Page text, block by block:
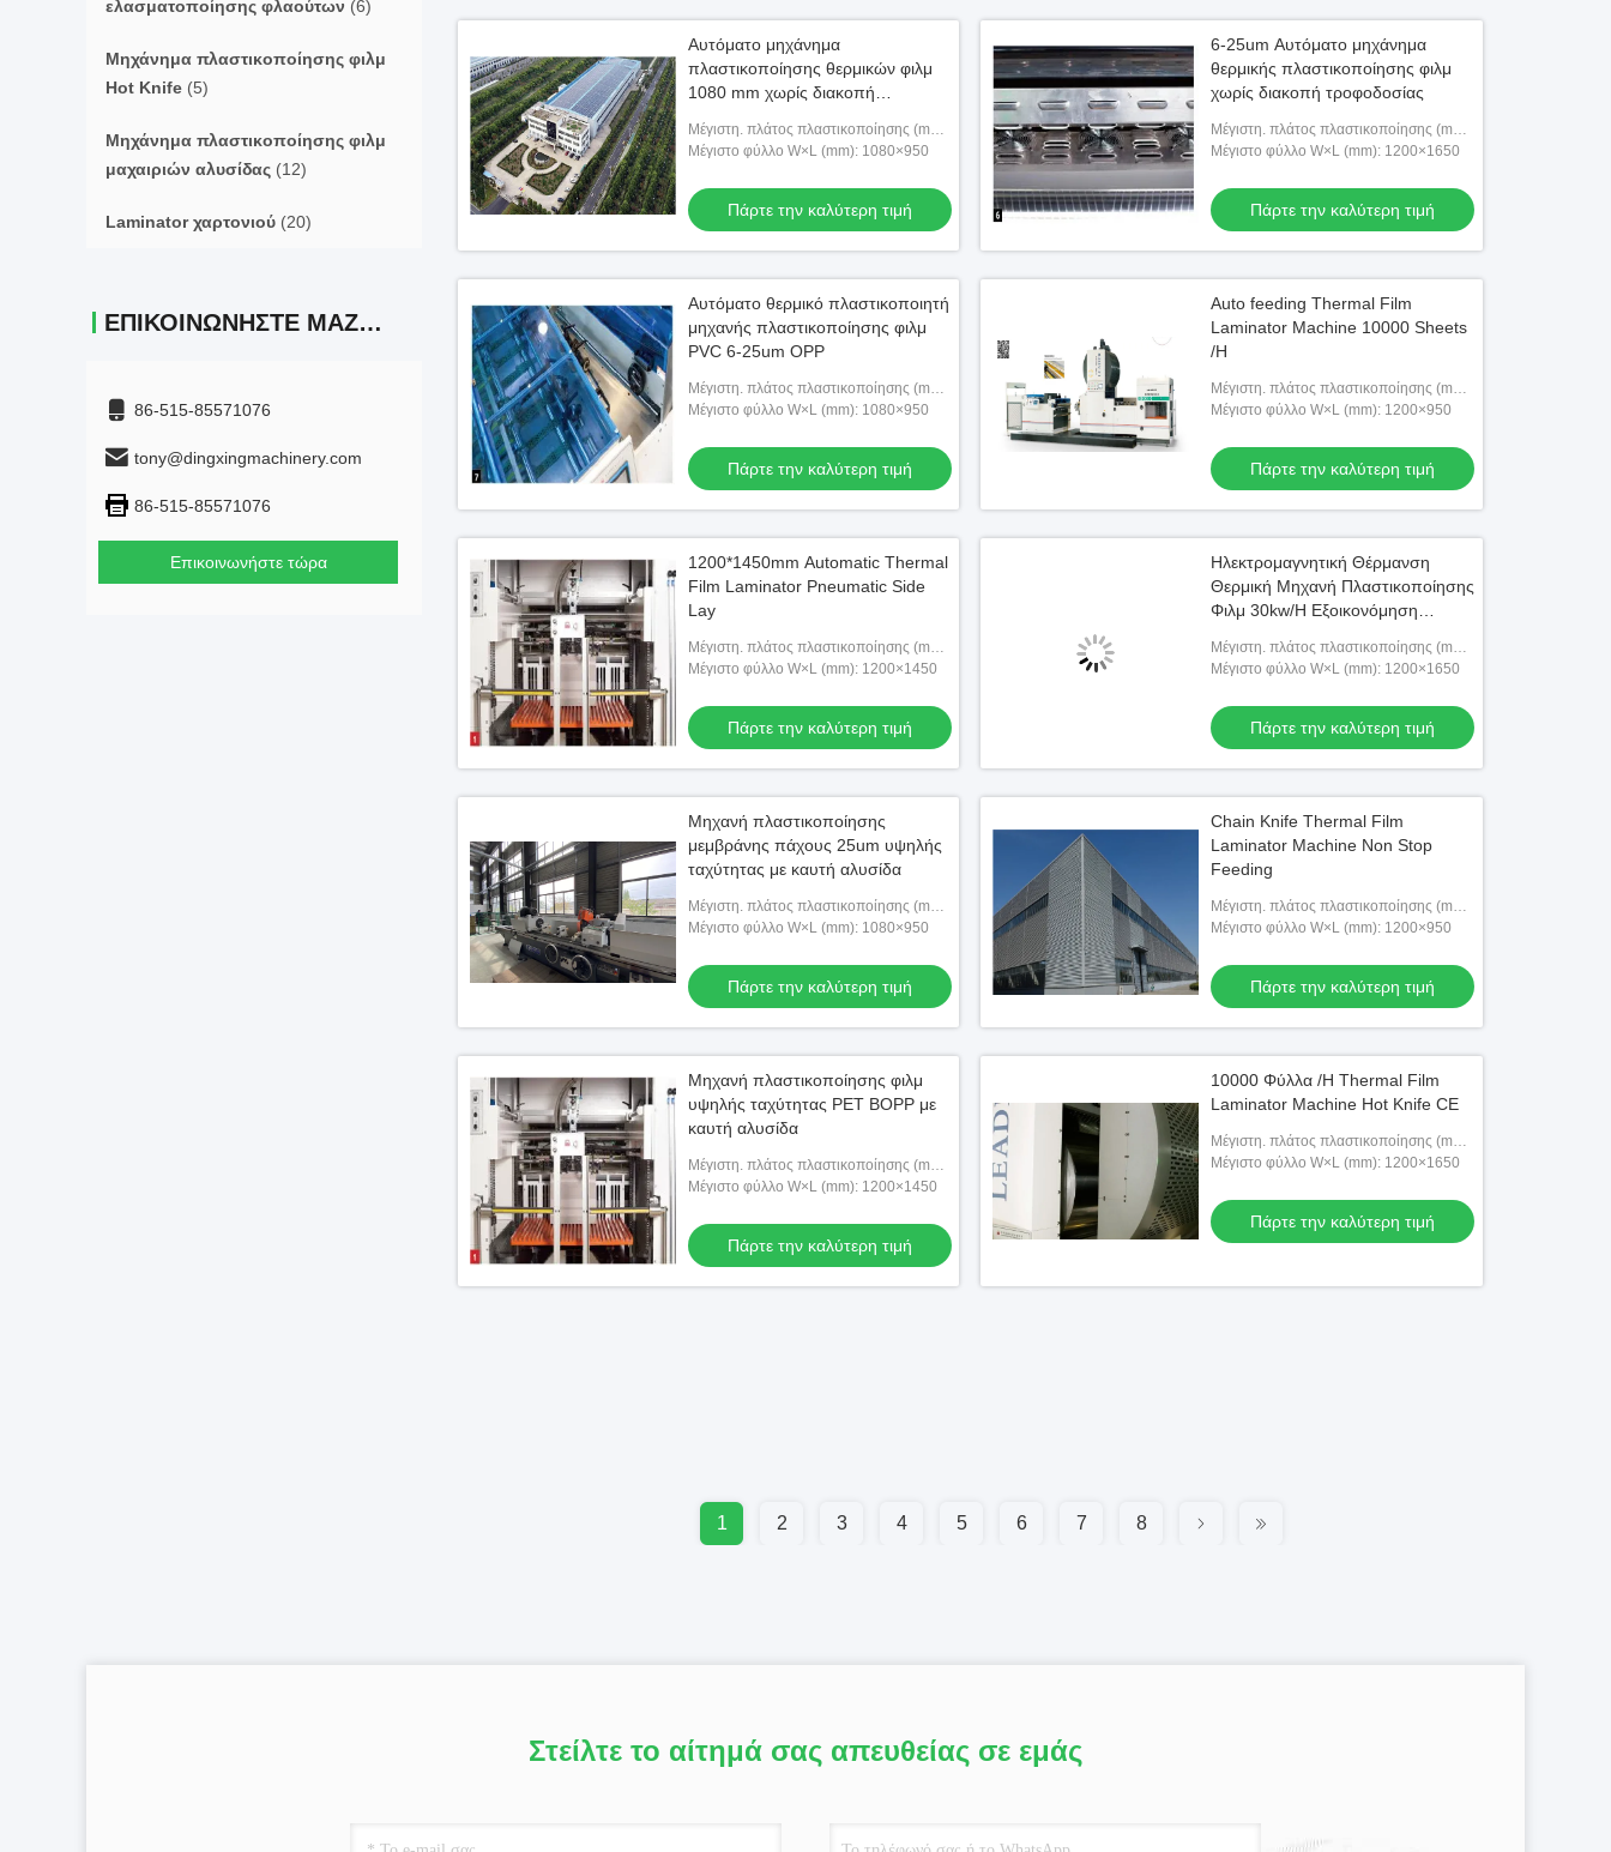
ελασματοποίησης φλαούτων (6)
Μηχάνημα πλαστικοποίησης φιλμ
Hot Knife (5)
Μηχάνημα πλαστικοποίησης φιλμ
μαχαιριών αλυσίδας (12)
Laminator χαρτονιού (20)
ΕΠΙΚΟΙΝΩΝΉΣΤΕ ΜΑΖΊ ΜΑΣ
86-515-85571076
tony@dingxingmachinery.com
86-515-85571076
Επικοινωνήστε τώρα
Αυτόματο μηχάνημα
πλαστικοποίησης θερμικών φιλμ
1080 mm χωρίς διακοπή
Μέγιστη. πλάτος πλαστικοποίησης (mm):
1080
Μέγιστο φύλλο W×L (mm): 1080×950
Πάρτε την καλύτερη τιμή
6-25um Αυτόματο μηχάνημα
θερμικής πλαστικοποίησης φιλμ
χωρίς διακοπή τροφοδοσίας
Μέγιστη. πλάτος πλαστικοποίησης (mm):
1200
Μέγιστο φύλλο W×L (mm): 1200×1650
Πάρτε την καλύτερη τιμή
Αυτόματο θερμικό πλαστικοποιητή
μηχανής πλαστικοποίησης φιλμ
PVC 6-25um OPP
Μέγιστη. πλάτος πλαστικοποίησης (mm):
1080
Μέγιστο φύλλο W×L (mm): 1080×950
Πάρτε την καλύτερη τιμή
Auto feeding Thermal Film
Laminator Machine 10000 Sheets
/H
Μέγιστη. πλάτος πλαστικοποίησης (mm):
1200
Μέγιστο φύλλο W×L (mm): 1200×950
Πάρτε την καλύτερη τιμή
1200*1450mm Automatic Thermal
Film Laminator Pneumatic Side
Lay
Μέγιστη. πλάτος πλαστικοποίησης (mm):
1200
Μέγιστο φύλλο W×L (mm): 1200×1450
Πάρτε την καλύτερη τιμή
Ηλεκτρομαγνητική Θέρμανση
Θερμική Μηχανή Πλαστικοποίησης
Φιλμ 30kw/H Εξοικονόμηση
Μέγιστη. πλάτος πλαστικοποίησης (mm):
1200
Μέγιστο φύλλο W×L (mm): 1200×1650
Πάρτε την καλύτερη τιμή
Μηχανή πλαστικοποίησης
μεμβράνης πάχους 25um υψηλής
ταχύτητας με καυτή αλυσίδα
Μέγιστη. πλάτος πλαστικοποίησης (mm):
1080
Μέγιστο φύλλο W×L (mm): 1080×950
Πάρτε την καλύτερη τιμή
Chain Knife Thermal Film
Laminator Machine Non Stop
Feeding
Μέγιστη. πλάτος πλαστικοποίησης (mm):
1200
Μέγιστο φύλλο W×L (mm): 1200×950
Πάρτε την καλύτερη τιμή
Μηχανή πλαστικοποίησης φιλμ
υψηλής ταχύτητας PET BOPP με
καυτή αλυσίδα
Μέγιστη. πλάτος πλαστικοποίησης (mm):
1200
Μέγιστο φύλλο W×L (mm): 1200×1450
Πάρτε την καλύτερη τιμή
10000 Φύλλα /H Thermal Film
Laminator Machine Hot Knife CE
Μέγιστη. πλάτος πλαστικοποίησης (mm):
1200
Μέγιστο φύλλο W×L (mm): 1200×1650
Πάρτε την καλύτερη τιμή
1 2 3 4 5 6 7 8
Στείλτε το αίτημά σας απευθείας σε εμάς